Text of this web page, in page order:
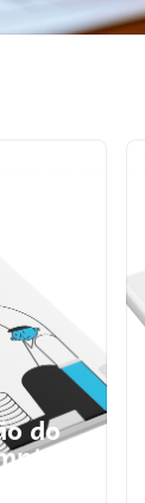
do